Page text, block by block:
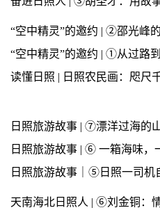
声入人心
“空中精灵”的邀约 | ②邵光峰
“空中精灵”的邀约 | ①从过路
本营”
读懂日照 | 日照农民画：咫尺
日照旅游故事 | ⑦漂洋过海的
游客的双向奔赴
日照旅游故事 | ⑥ 一箱海味，
全网圈粉
日照旅游故事｜⑤日照一司机
“日照美好”
天南海北日照人 | ⑥刘金铜：